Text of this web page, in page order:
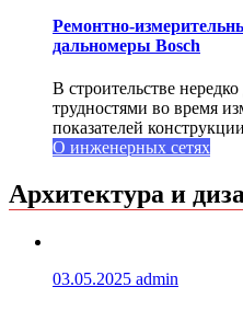
Ремонтно-
дальномеры Bosch
В строительстве
трудностями во время
показателей
О инженерных сетях
Архитектура и
03.05.2025 admin